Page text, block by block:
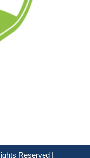
Reserved |